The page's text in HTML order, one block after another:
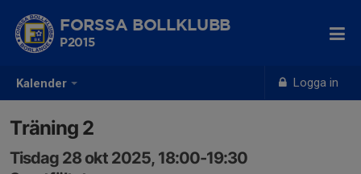
Kalender Logga in
FORSSA BOLLKLUBB
P2015
Träning 2
Tisdag 28 okt 2025, 18:00-19:30